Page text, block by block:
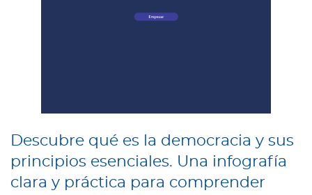
Descubre qué es la democracia y sus
principios esenciales. Una infografía
clara y práctica para comprender